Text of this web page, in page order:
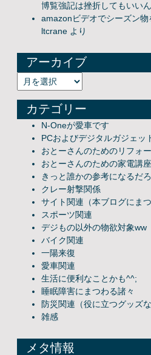
博覧強記は挫折してもいい
amazonビデオでシーズン物
ltcrane より
アーカイブ
アーカイブ
カテゴリー
N-Oneが愛車です
PCおよびデジタルガジェッ
おとーさんのためのリフォ
おとーさんのための家電講座
きっと誰かの参考になるだ
クレー射撃関係
サイト関連（本ブログにま
スポーツ関連
デジもの以外の物欲対象ww
バイク関連
一陽来復
愛車関連
生活に便利なことかも^^;
睡眠障害にまつわる諸々
防災関連（役に立つグッズな
雑感
メタ情報